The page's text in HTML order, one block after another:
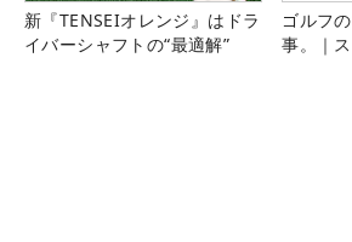
新『TENSEIオレンジ』はドラ
イバーシャフトの“最適解”
ゴルフ
事。｜